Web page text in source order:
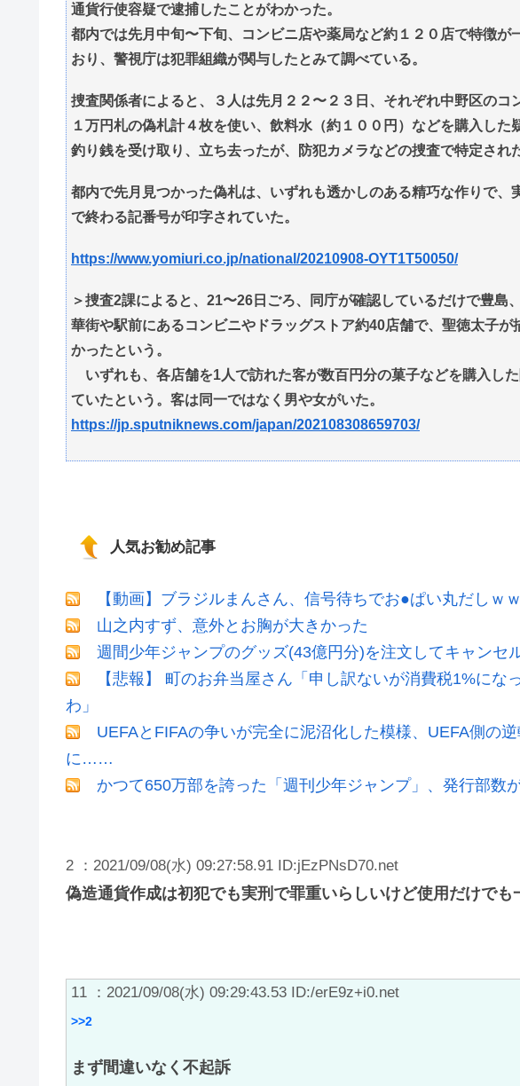
通貨行使容疑で逮捕したことがわかった。
都内では先月中旬〜下旬、コンビニ店や薬局など約１２０店で特徴が
おり、警視庁は犯罪組織が関与したとみて調べている。
捜査関係者によると、３人は先月２２〜２３日、それぞれ中野区のコ
１万円札の偽札計４枚を使い、飲料水（約１００円）などを購入した
釣り銭を受け取り、立ち去ったが、防犯カメラなどの捜査で特定され
都内で先月見つかった偽札は、いずれも透かしのある精巧な作りで、
で終わる記番号が印字されていた。
https://www.yomiuri.co.jp/national/20210908-OYT1T50050/
＞捜査2課によると、21〜26日ごろ、同庁が確認しているだけで豊島
華街や駅前にあるコンビニやドラッグストア約40店舗で、聖徳太子
かったという。
いずれも、各店舗を1人で訪れた客が数百円分の菓子などを購入し
ていたという。客は同一ではなく男や女がいた。
https://jp.sputniknews.com/japan/202108308659703/
人気お勧め記事
【動画】ブラジルまんさん、信号待ちでお●ぱい丸だしｗ
山之内すず、意外とお胸が大きかった
週間少年ジャンプのグッズ(43億円分)を注文してキャンセ
【悲報】 町のお弁当屋さん「申し訳ないが消費税1%にな
わ」
UEFAとFIFAの争いが完全に泥沼化した模様、UEFA側の
に……
かつて650万部を誇った「週刊少年ジャンプ」、発行部数
2 ：2021/09/08(水) 09:27:58.91 ID:jEzPNsD70.net
偽造通貨作成は初犯でも実刑で罪重いらしいけど使用だけでも
11 ：2021/09/08(水) 09:29:43.53 ID:/erE9z+i0.net
>>2
まず間違いなく不起訴